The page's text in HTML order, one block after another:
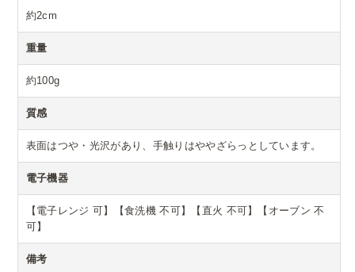
約2cm
重量
約100g
質感
表面はつや・光沢があり、手触りはややざらっとしています。
電子機器
【電子レンジ 可】【食洗機 不可】【直火 不可】【オーブン 不
可】
備考